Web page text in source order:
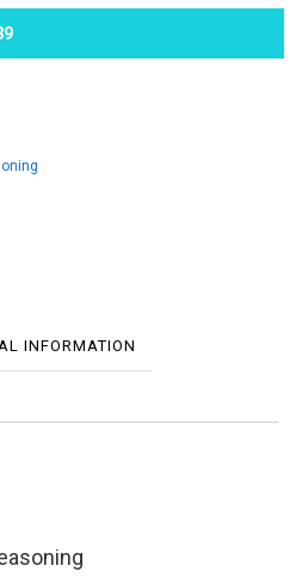
INFORMATION